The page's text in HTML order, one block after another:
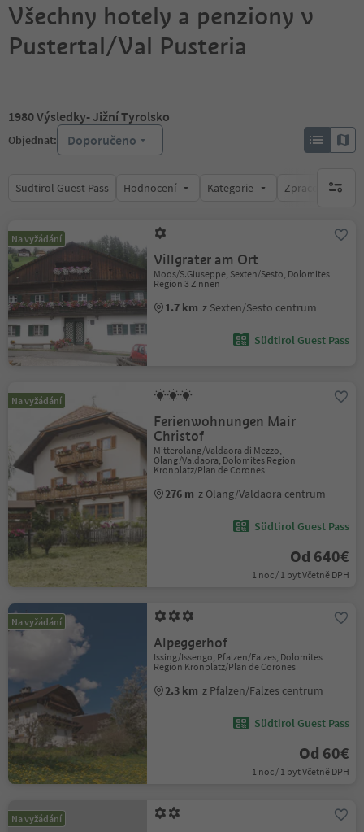
Všechny hotely a penziony v
Pustertal/Val Pusteria
1980Výsledky- Jižní Tyrolsko
Objednat: Doporučeno
Südtirol Guest Pass Hodnocení Kategorie Zpracovávábrak
Na vyžádání
Villgrater am Ort
Moos/S.Giuseppe, Sexten/Sesto, Dolomites
Region 3 Zinnen
1.7 km z Sexten/Sesto centrum
Südtirol Guest Pass
Na vyžádání
Ferienwohnungen Mair
Christof
Mitterolang/Valdaora di Mezzo,
Olang/Valdaora, Dolomites Region
Kronplatz/Plan de Corones
276 m z Olang/Valdaora centrum
Südtirol Guest Pass
Od 640€
1 noc / 1 byt Včetně DPH
Na vyžádání
Alpeggerhof
Issing/Issengo, Pfalzen/Falzes, Dolomites
Region Kronplatz/Plan de Corones
2.3 km z Pfalzen/Falzes centrum
Südtirol Guest Pass
Od 60€
1 noc / 1 byt Včetně DPH
Na vyžádání